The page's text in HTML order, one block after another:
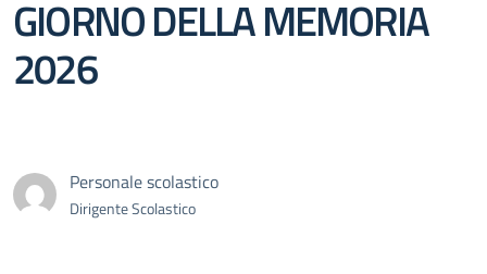
GIORNO DELLA MEMORIA
2026
Personale scolastico
Dirigente Scolastico